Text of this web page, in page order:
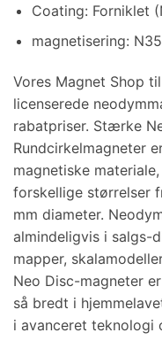
Coating: Forniklet
magnetisering: N35
Vores Magnet Shop
licenserede
rabatpriser. Stærke
Rundcirkelmagneter
magnetiske
forskellige størrelser
mm diameter.
almindeligvis i salgs-
mapper,
Neo Disc-magneter
så bredt i
i avanceret teknologi